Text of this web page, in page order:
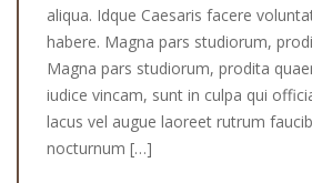
aliqua. Idque Caesaris facere
habere. Magna pars studiorum,
Magna pars studiorum, prodita
iudice vincam, sunt in culpa qui
lacus vel augue laoreet rutrum
nocturnum […]